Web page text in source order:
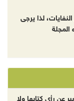
لذا يرجى
المجلة